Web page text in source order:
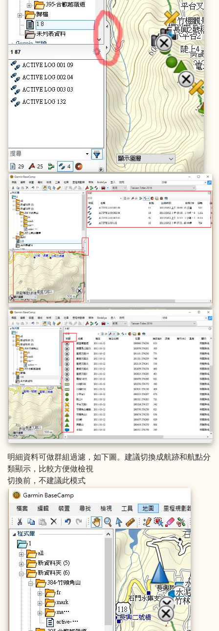
明細資料可做群組過濾，如下圖。建議切換成航跡和航點分
類顯示，比較方便做檢視
切換前，不建議此模式